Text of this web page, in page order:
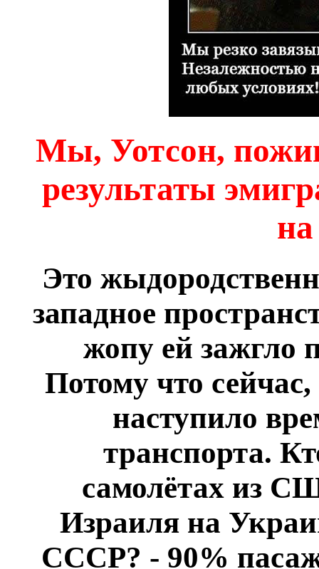
Мы, Уотсон,
результаты
Это
западное
жопу ей зажгло
Потому что
наступило
транспорта.
самолётах из
Израиля на
СССР? - 90%